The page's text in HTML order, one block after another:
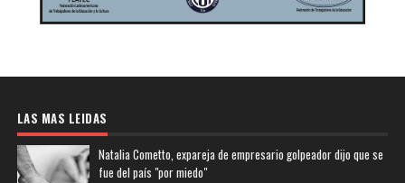
LAS MAS LEIDAS
Natalia Cometto, expareja de empresario golpeador dijo que se
fue del país "por miedo"